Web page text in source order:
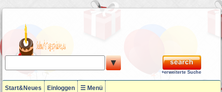
▼
+erweiterte Suche
Start&Neues Einloggen ☰ Menü